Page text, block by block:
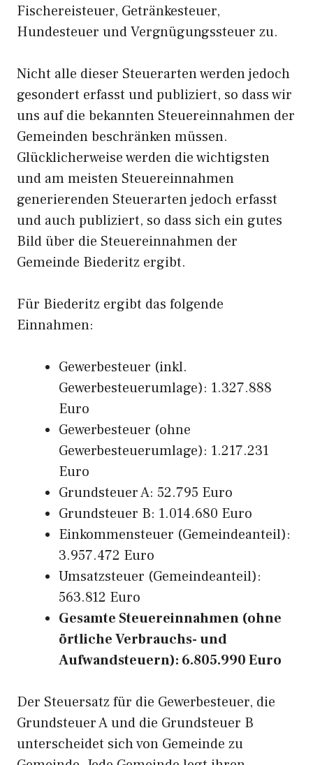
Fischereisteuer, Getränkesteuer,
Hundesteuer und Vergnügungssteuer zu.
Nicht alle dieser Steuerarten werden jedoch
gesondert erfasst und publiziert, so dass wir
uns auf die bekannten Steuereinnahmen der
Gemeinden beschränken müssen.
Glücklicherweise werden die wichtigsten
und am meisten Steuereinnahmen
generierenden Steuerarten jedoch erfasst
und auch publiziert, so dass sich ein gutes
Bild über die Steuereinnahmen der
Gemeinde Biederitz ergibt.
Für Biederitz ergibt das folgende
Einnahmen:
Gewerbesteuer (inkl.
Gewerbesteuerumlage): 1.327.888
Euro
Gewerbesteuer (ohne
Gewerbesteuerumlage): 1.217.231
Euro
Grundsteuer A: 52.795 Euro
Grundsteuer B: 1.014.680 Euro
Einkommensteuer (Gemeindeanteil):
3.957.472 Euro
Umsatzsteuer (Gemeindeanteil):
563.812 Euro
Gesamte Steuereinnahmen (ohne
örtliche Verbrauchs- und
Aufwandsteuern): 6.805.990 Euro
Der Steuersatz für die Gewerbesteuer, die
Grundsteuer A und die Grundsteuer B
unterscheidet sich von Gemeinde zu